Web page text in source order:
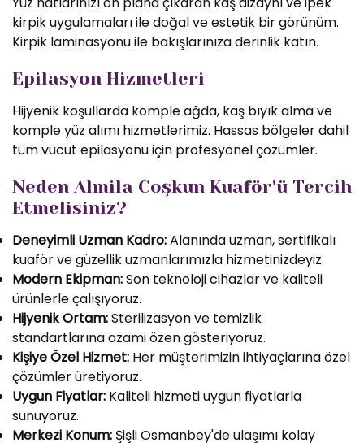
kirpik uygulamaları ile doğal ve estetik bir görünüm.
Kirpik laminasyonu ile bakışlarınıza derinlik katın.
Epilasyon Hizmetleri
Hijyenik koşullarda komple ağda, kaş bıyık alma ve
komple yüz alımı hizmetlerimiz. Hassas bölgeler dahil
tüm vücut epilasyonu için profesyonel çözümler.
Neden Almila Coşkun Kuaför'ü Tercih
Etmelisiniz?
Deneyimli Uzman Kadro:Alanında uzman, sertifikalı
kuaför ve güzellik uzmanlarımızla hizmetinizdeyiz.
Modern Ekipman:Son teknoloji cihazlar ve kaliteli
ürünlerle çalışıyoruz.
Hijyenik Ortam:Sterilizasyon ve temizlik
standartlarına azami özen gösteriyoruz.
Kişiye Özel Hizmet: Her müşterimizin ihtiyaçlarına özel
çözümler üretiyoruz.
Uygun Fiyatlar: Kaliteli hizmeti uygun fiyatlarla
sunuyoruz.
Merkezi Konum: Şişli Osmanbey'de ulaşımı kolay